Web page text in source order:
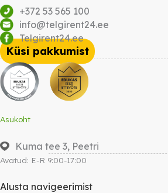
+372 53 565 100
info@telgirent24.ee
Telgirent24.ee
Küsi pakkumist
Asukoht
Kuma tee 3, Peetri
Avatud: E-R 9:00-17:00
Alusta navigeerimist